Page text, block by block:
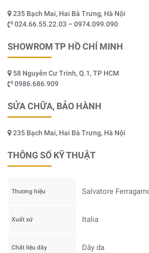
235 Bạch Mai, Hai Bà Trưng, Hà Nội
024.66.55.22.03 – 0974.099.090
SHOWROM TP HỒ CHÍ MINH
58 Nguyễn Cư Trinh, Q.1, TP HCM
0986.686.909
SỬA CHỮA, BẢO HÀNH
235 Bạch Mai, Hai Bà Trưng, Hà Nội
THÔNG SỐ KỸ THUẬT
Thương hiệu Salvatore
Xuất xứ Italia
Chất liệu dây Dây da